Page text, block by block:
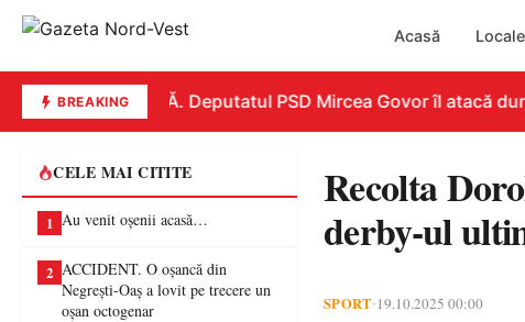
Acasă Locale
BREAKING
REPLICĂ. Deputatul PSD Mircea Govor îl atacă dur
CELE MAI CITITE
1 Au venit oșenii acasă…
2 ACCIDENT. O oșancă din
Negrești-Oaș a lovit pe trecere un
oșan octogenar
Recolta
derby-ul
SPORT•19.10.2025 00:00